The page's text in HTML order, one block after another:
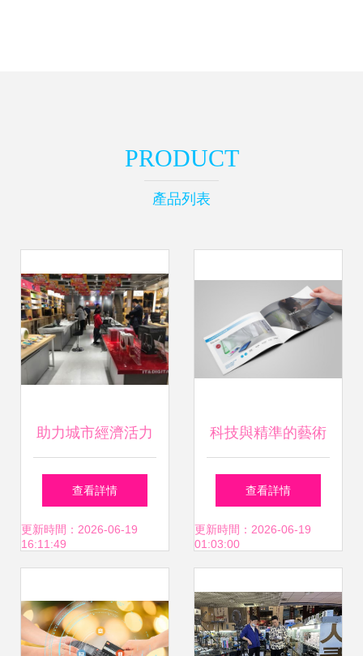
PRODUCT
產品列表
助力城市經濟活力
復蘇 全國多地京東
電腦數碼專賣店恢
銷售回暖
查看詳情
更新時間：2026-06-19
16:11:49
科技與精準的藝術
電子產品與儀器儀
表銷售畫冊設計指
查看詳情
更新時間：2026-06-19
01:03:00